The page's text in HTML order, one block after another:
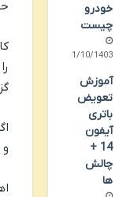
خودرو
چیست
21/10/1403
آموزش
تعویض
باتری
آیفون
14 +
چالش
ها